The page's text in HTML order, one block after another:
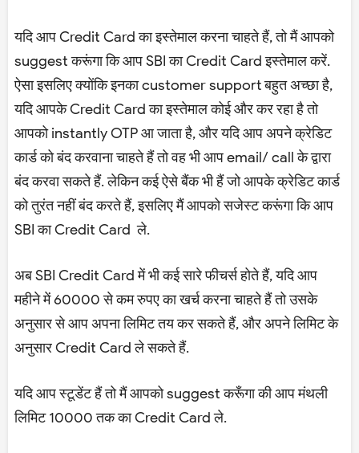
यदि आप Credit Card का इस्तेमाल करना चाहते हैं, तो मैं आपको
suggest करूंगा कि आप SBI का Credit Card इस्तेमाल करें.
ऐसा इसलिए क्योंकि इनका customer support बहुत अच्छा है,
यदि आपके Credit Card का इस्तेमाल कोई और कर रहा है तो
आपको instantly OTP आ जाता है, और यदि आप अपने क्रेडिट
कार्ड को बंद करवाना चाहते हैं तो वह भी आप email/ call के द्वारा
बंद करवा सकते हैं. लेकिन कई ऐसे बैंक भी हैं जो आपके क्रेडिट कार्ड
को तुरंत नहीं बंद करते हैं, इसलिए मैं आपको सजेस्ट करूंगा कि आप
SBI का Credit Card ले.
अब SBI Credit Card में भी कई सारे फीचर्स होते हैं, यदि आप
महीने में 60000 से कम रुपए का खर्च करना चाहते हैं तो उसके
अनुसार से आप अपना लिमिट तय कर सकते हैं, और अपने लिमिट के
अनुसार Credit Card ले सकते हैं.
यदि आप स्टूडेंट हैं तो मैं आपको suggest करूँगा की आप मंथली
लिमिट 10000 तक का Credit Card ले.